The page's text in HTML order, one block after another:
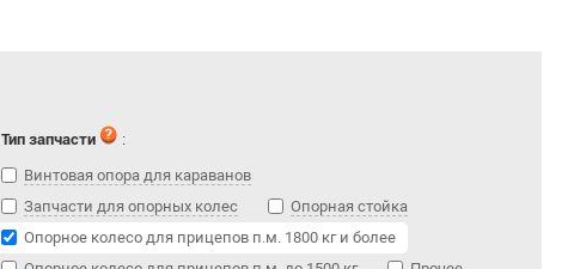
Тип запчасти
:
Винтовая опора для караванов
Запчасти для опорных колес
Опорная стойка
Опорное колесо для прицепов п.м. 1800 кг и более